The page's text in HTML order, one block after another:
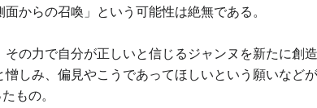
からの召喚」という可能性は絶無である。
の力で自分が正しいと信じるジャンヌを新たに創造
しみ、偏見やこうであってほしいという願いなど
もの。